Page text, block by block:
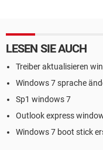
LESEN SIE AUCH
Treiber aktualisieren
Windows 7 sprache
Sp1 windows 7
Outlook express
Windows 7 boot stick